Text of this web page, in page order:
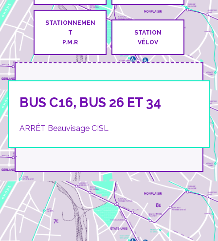
STATIONNEMEN
T
P.M.R
STATION
VÉLOV
BUS C16, BUS 26 ET 34
ARRÊT Beauvisage CISL
.